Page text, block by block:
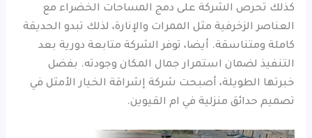
كذلك تحرص الشركة على دمج المساحات الخضراء مع
العناصر الزخرفية مثل الممرات والإنارة، لذلك تبدو الحديقة
كاملة ومتناسقة. أيضا، توفر الشركة متابعة دورية بعد
التنفيذ لضمان استمرار جمال المكان وجودته. بفضل
خبرتها الطويلة، أصبحت شركة إشراقة الخيار الأمثل في
تصميم حدائق منزلية في ام القيوين.